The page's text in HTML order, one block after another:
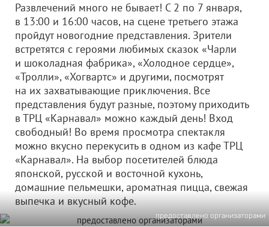
Развлечений много не бывает! С 2 по 7 января,
в 13:00 и 16:00 часов, на сцене третьего этажа
пройдут новогодние представления. Зрители
встретятся с героями любимых сказок «Чарли
и шоколадная фабрика», «Холодное сердце»,
«Тролли», «Хогвартс» и другими, посмотрят
на их захватывающие приключения. Все
представления будут разные, поэтому приходить
в ТРЦ «Карнавал» можно каждый день! Вход
свободный! Во время просмотра спектакля
можно вкусно перекусить в одном из кафе ТРЦ
«Карнавал». На выбор посетителей блюда
японской, русской и восточной кухонь,
домашние пельмешки, ароматная пицца, свежая
выпечка и вкусный кофе.
предоставлено организаторами